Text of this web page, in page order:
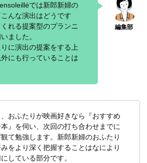
では新郎新婦の
んな演出はどうです
れる提案型のプランニ
ました。
に演出の提案をする上
にも行っていることは
、おふたりが映画好きなら『おすすめ
』を伺い、次回の打ち合わせまでに
て勉強します。新郎新婦のおふたり
をより深く把握することはなにより
している部分です。